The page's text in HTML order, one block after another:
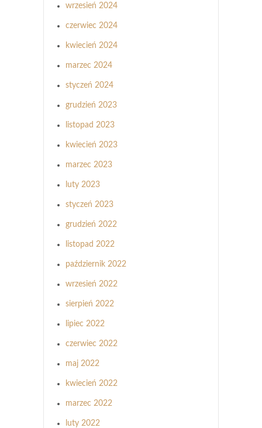
wrzesień 2024
czerwiec 2024
kwiecień 2024
marzec 2024
styczeń 2024
grudzień 2023
listopad 2023
kwiecień 2023
marzec 2023
luty 2023
styczeń 2023
grudzień 2022
listopad 2022
październik 2022
wrzesień 2022
sierpień 2022
lipiec 2022
czerwiec 2022
maj 2022
kwiecień 2022
marzec 2022
luty 2022